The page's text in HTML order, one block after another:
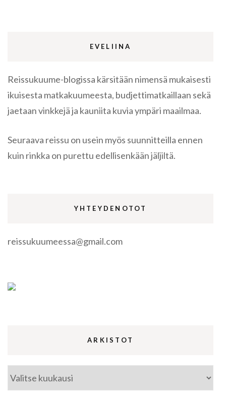
EVELIINA
Reissukuume-blogissa kärsitään nimensä mukaisesti
ikuisesta matkakuumeesta, budjettimatkaillaan sekä
jaetaan vinkkejä ja kauniita kuvia ympäri maailmaa.
Seuraava reissu on usein myös suunnitteilla ennen
kuin rinkka on purettu edellisenkään jäljiltä.
YHTEYDENOTOT
reissukuumeessa@gmail.com
ARKISTOT
Arkistot